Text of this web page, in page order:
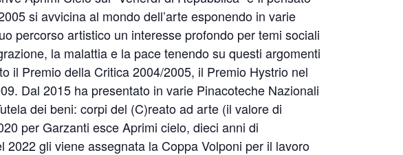
si avvicina al mondo dell’arte esponendo in varie
percorso artistico un interesse profondo per temi sociali
la malattia e la pace tenendo su questi argomenti
il Premio della Critica 2004/2005, il Premio Hystrio nel
Dal 2015 ha presentato in varie Pinacoteche Nazionali
dei beni: corpi del (C)reato ad arte (il valore di
per Garzanti esce Aprimi cielo, dieci anni di
2022 gli viene assegnata la Coppa Volponi per il lavoro